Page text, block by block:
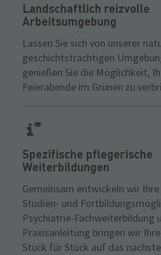
Landschaftlich reizvolle
Arbeitsumgebung
Lassen Sie sich von unserer
geschichtsträchtigen
genießen Sie die Möglichkeit,
Feierabende im Grünen zu
Spezifische pflegerische
Weiterbildungen
Gemeinsam entwickeln wir
Studien- und
Psychiatrie-Fachweiterbildung
Praxisanleitung bringen wir
Stück für Stück auf das